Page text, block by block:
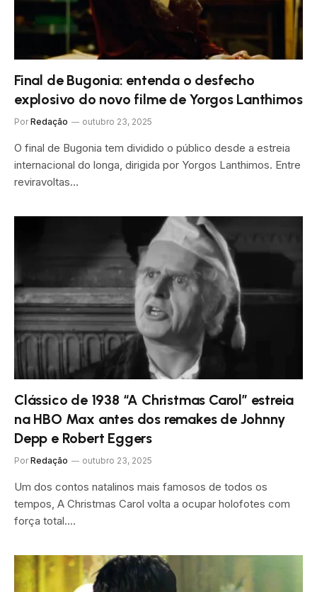
Final de Bugonia: entenda o desfecho
explosivo do novo filme de Yorgos Lanthimos
Por Redação outubro 23, 2025
O final de Bugonia tem dividido o público desde a estreia
internacional do longa, dirigida por Yorgos Lanthimos. Entre
reviravoltas…
Clássico de 1938 “A Christmas Carol” estreia
na HBO Max antes dos remakes de Johnny
Depp e Robert Eggers
Por Redação outubro 23, 2025
Um dos contos natalinos mais famosos de todos os
tempos, A Christmas Carol volta a ocupar holofotes com
força total.…